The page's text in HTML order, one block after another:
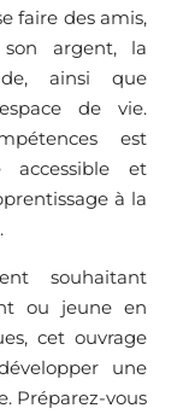
faire des amis,
argent, la
ainsi que
de vie.
est
accessible et
à la
souhaitant
ou jeune en
cet ouvrage
une
Préparez-vous